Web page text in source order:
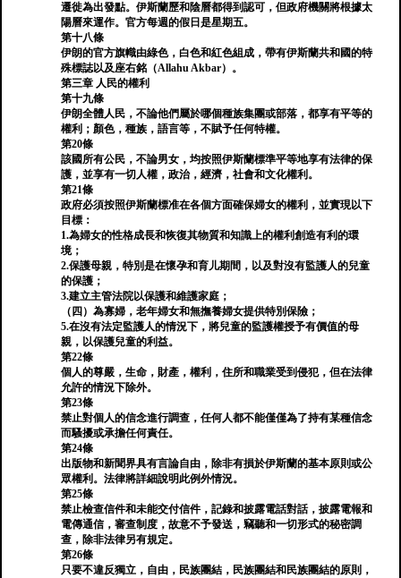
遷徙為出發點。伊斯蘭歷和陰曆都得到認可，但政府機關將根據太
陽曆來運作。官方每週的假日是星期五。
第十八條
伊朗的官方旗幟由綠色，白色和紅色組成，帶有伊斯蘭共和國的特
殊標誌以及座右銘（Allahu Akbar）。
第三章 人民的權利
第十九條
伊朗全體人民，不論他們屬於哪個種族集團或部落，都享有平等的
權利；顏色，種族，語言等，不賦予任何特權。
第20條
該國所有公民，不論男女，均按照伊斯蘭標準平等地享有法律的保
護，並享有一切人權，政治，經濟，社會和文化權利。
第21條
政府必須按照伊斯蘭標准在各個方面確保婦女的權利，並實現以下
目標：
1.為婦女的性格成長和恢復其物質和知識上的權利創造有利的環
境；
2.保護母親，特別是在懷孕和育儿期間，以及對沒有監護人的兒童
的保護；
3.建立主管法院以保護和維護家庭；
（四）為寡婦，老年婦女和無撫養婦女提供特別保險；
5.在沒有法定監護人的情況下，將兒童的監護權授予有價值的母
親，以保護兒童的利益。
第22條
個人的尊嚴，生命，財產，權利，住所和職業受到侵犯，但在法律
允許的情況下除外。
第23條
禁止對個人的信念進行調查，任何人都不能僅僅為了持有某種信念
而騷擾或承擔任何責任。
第24條
出版物和新聞界具有言論自由，除非有損於伊斯蘭的基本原則或公
眾權利。法律將詳細說明此例外情況。
第25條
禁止檢查信件和未能交付信件，記錄和披露電話對話，披露電報和
電傳通信，審查制度，故意不予發送，竊聽和一切形式的秘密調
查，除非法律另有規定。
第26條
只要不違反獨立，自由，民族團結，民族團結和民族團結的原則，